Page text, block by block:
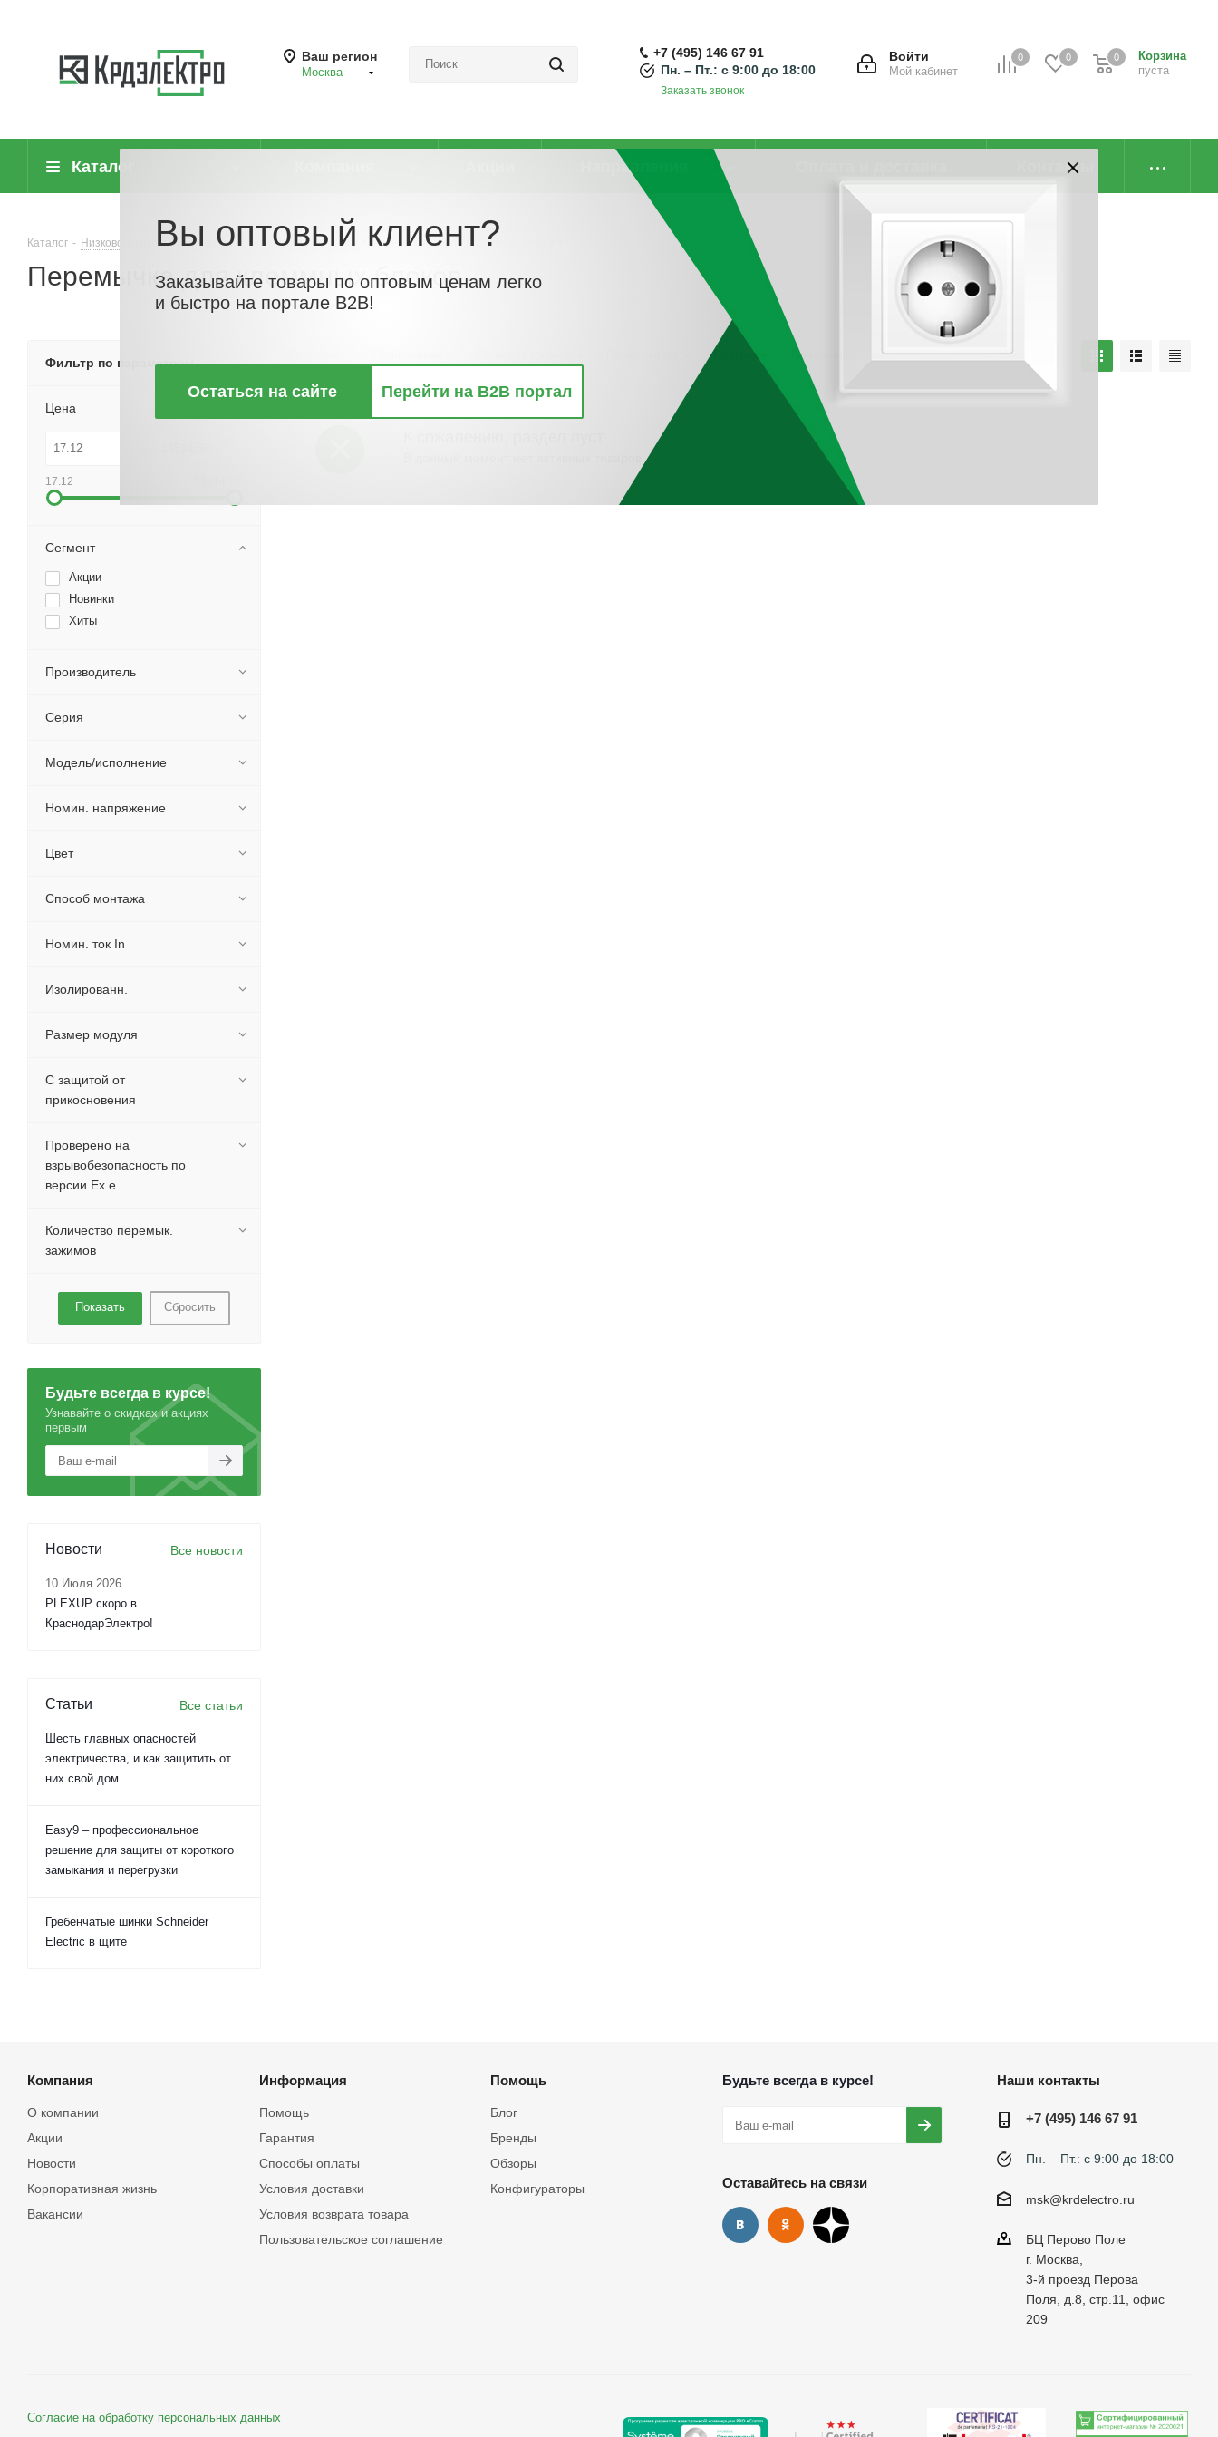
Ваш регион
Москва
0 0
Корзина
пуста
0
Войти
Мой кабинет
+7 (495) 146 67 91
Пн. – Пт.: с 9:00 до 18:00
Заказать звонок
Каталог Направления Контакты
Каталог - Низковольтное оборудование - Клеммные колодки - Перемычка для клеммных блоков
Перемычка для клеммных блоков
По цене По наличию
Фильтр по параметрам
Цена
17.12
Сегмент
Акции
Новинки
Хиты
Производитель
Серия
Модель/исполнение
Номин. напряжение
Цвет
Способ монтажа
Номин. ток In
Изолированн.
Размер модуля
С защитой от
прикосновения
Проверено на
взрывобезопасность по
версии Ex e
Количество перемык.
зажимов
Сбросить
Будьте всегда в курсе!
Узнавайте о скидках и акциях
первым
Новости Все новости
10 Июля 2026
PLEXUP скоро в
КраснодарЭлектро!
Статьи Все статьи
Шесть главных опасностей
электричества, и как защитить от
них свой дом
Easy9 – профессиональное
решение для защиты от короткого
замыкания и перегрузки
Гребенчатые шинки Schneider
Electric в щите
Компания
О компании
Акции
Новости
Корпоративная жизнь
Вакансии
Информация
Помощь
Гарантия
Способы оплаты
Условия доставки
Условия возврата товара
Пользовательское соглашение
Помощь
Блог
Бренды
Обзоры
Конфигураторы
Будьте всегда в курсе!
Оставайтесь на связи
Наши контакты
+7 (495) 146 67 91
Пн. – Пт.: с 9:00 до 18:00
msk@krdelectro.ru
БЦ Перово Поле
г. Москва,
3-й проезд Перова
Поля, д.8, стр.11, офис
209
Согласие на обработку персональных данных
Вы оптовый клиент?
Заказывайте товары по оптовым ценам легко
и быстро на портале B2B!
Остаться на сайте Перейти на B2B портал